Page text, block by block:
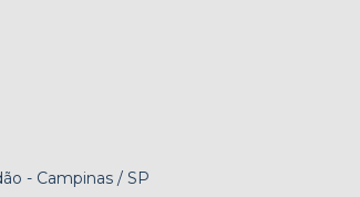
- Campinas / SP